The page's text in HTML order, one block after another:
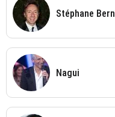
Stéphane Bern
Nagui